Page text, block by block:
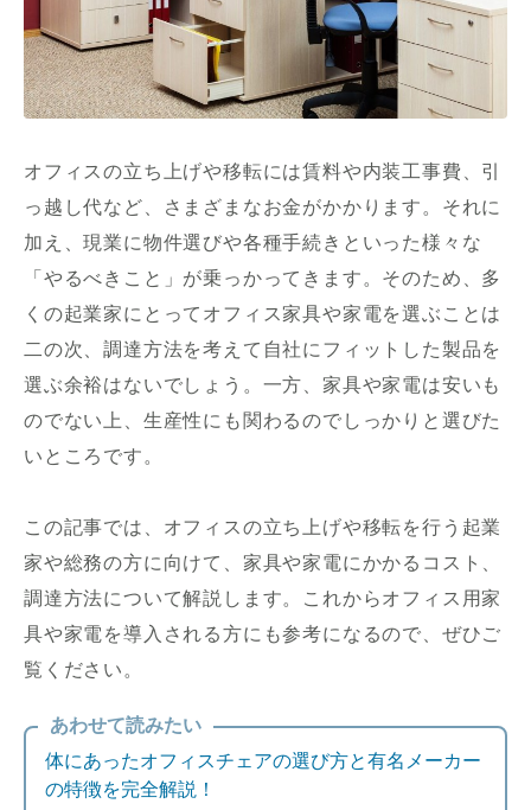
オフィスの立ち上げや移転には賃料や内装工事費、引
っ越し代など、さまざまなお金がかかります。それに
加え、現業に物件選びや各種手続きといった様々な
「やるべきこと」が乗っかってきます。そのため、多
くの起業家にとってオフィス家具や家電を選ぶことは
二の次、調達方法を考えて自社にフィットした製品を
選ぶ余裕はないでしょう。一方、家具や家電は安いも
のでない上、生産性にも関わるのでしっかりと選びた
いところです。
この記事では、オフィスの立ち上げや移転を行う起業
家や総務の方に向けて、家具や家電にかかるコスト、
調達方法について解説します。これからオフィス用家
具や家電を導入される方にも参考になるので、ぜひご
覧ください。
あわせて読みたい
体にあったオフィスチェアの選び方と有名メーカー
の特徴を完全解説！